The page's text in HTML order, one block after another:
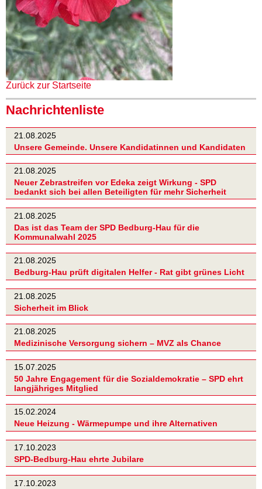
Zurück zur Startseite
Nachrichtenliste
21.08.2025
Unsere Gemeinde. Unsere Kandidatinnen und Kandidaten
21.08.2025
Neuer Zebrastreifen vor Edeka zeigt Wirkung - SPD
bedankt sich bei allen Beteiligten für mehr Sicherheit
21.08.2025
Das ist das Team der SPD Bedburg-Hau für die
Kommunalwahl 2025
21.08.2025
Bedburg-Hau prüft digitalen Helfer - Rat gibt grünes Licht
21.08.2025
Sicherheit im Blick
21.08.2025
Medizinische Versorgung sichern – MVZ als Chance
15.07.2025
50 Jahre Engagement für die Sozialdemokratie – SPD ehrt
langjähriges Mitglied
15.02.2024
Neue Heizung - Wärmepumpe und ihre Alternativen
17.10.2023
SPD-Bedburg-Hau ehrte Jubilare
17.10.2023